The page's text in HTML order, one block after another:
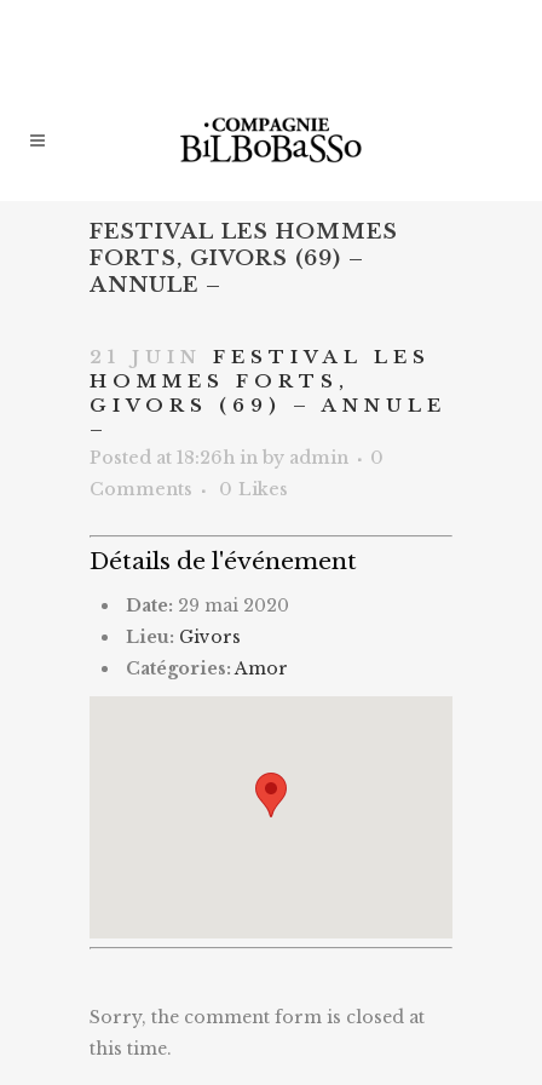
FESTIVAL LES HOMMES
FORTS, GIVORS (69) –
ANNULE –
21 JUIN
FESTIVAL LES
HOMMES FORTS,
GIVORS (69) – ANNULE
–
Posted at 18:26h in by admin
0
Comments
0 Likes
Détails de l'événement
Date: 29 mai 2020
Lieu: Givors
Catégories: Amor
Sorry, the comment form is closed at
this time.